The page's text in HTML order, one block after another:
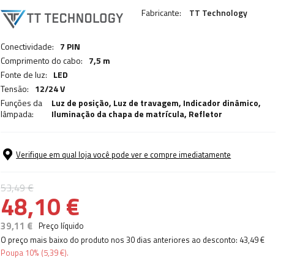
Fabricante: TT Technology
Conectividade: 7 PIN
Comprimento do cabo: 7,5 m
Fonte de luz: LED
Tensão: 12/24 V
Funções da
lâmpada:
Luz de posição, Luz de travagem, Indicador dinâmico,
Iluminação da chapa de matrícula, Refletor
Verifique em qual loja você pode ver e compre imediatamente
53,49 €
48,10 €
39,11 € Preço líquido
O preço mais baixo do produto nos 30 dias anteriores ao desconto: 43,49 €
Poupa 10% (5,39 €).